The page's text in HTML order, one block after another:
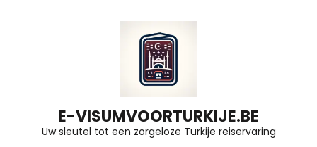
E-VISUMVOORTURKIJE.BE
Uw sleutel tot een zorgeloze Turkije reiservaring